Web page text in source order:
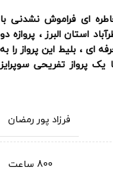
ای فراموش نشدنی با
استان البرز ، پروازه دو
ای ، بلیط این پرواز را به
یک پرواز تفریحی سوپرایز
فرزاد پور رمضان
800 ساعت